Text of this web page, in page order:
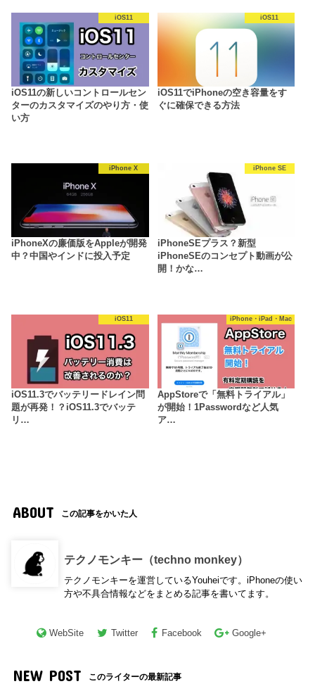
iOS11
iOS11の新しいコントロールセン
ターのカスタマイズのやり方・使
い方
iOS11
iOS11でiPhoneの空き容量をす
ぐに確保できる方法
iPhone X
iPhoneXの廉価版をAppleが開発
中？中国やインドに投入予定
iPhone SE
iPhoneSEプラス？新型
iPhoneSEのコンセプト動画が公
開！かな…
iOS11
iOS11.3でバッテリードレイン問
題が再発！？iOS11.3でバッテ
リ…
iPhone・iPad・Mac
AppStoreで「無料トライアル」
が開始！1Passwordなど人気
ア…
ABOUT この記事をかいた人
テクノモンキー（techno monkey）
テクノモンキーを運営しているYouheiです。iPhoneの使い
方や不具合情報などをまとめる記事を書いてます。
WebSite Twitter Facebook Google+
NEW POST このライターの最新記事